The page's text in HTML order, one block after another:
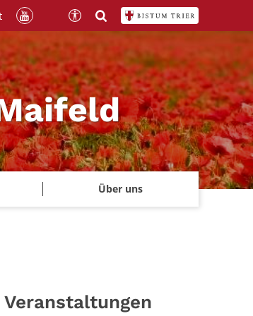
Über uns
Veranstaltungen